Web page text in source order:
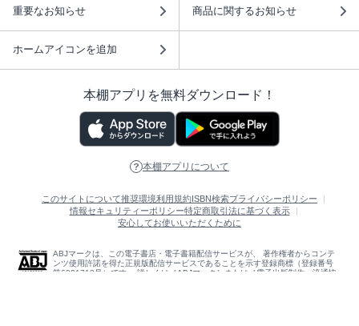
重要なお知らせ 商品に関するお知らせ
ホームアイコンを追加
本棚アプリを無料ダウンロード！
本棚アプリについて
このサイトについて推奨環境利用規約ISBN検索プライバシーポリシー
情報セキュリティーポリシー特定商取引法に基づく表示
安心してお使いいただくために
ABJマークは、この電子書店・電子書籍配信サービスが、 著作権者からコンテ
ンツ使用許諾を得た正規版配信サービスであることを示す登録商標（登録番号
第6091713号）です。 詳しくは［ABJマーク］または［電子出版制作・流通協